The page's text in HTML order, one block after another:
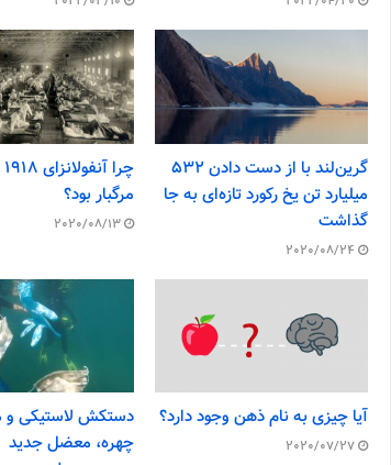
گرین‌لند با از دست دادن ۵۳۲
میلیارد تن یخ رکورد تازه‌ای به جا
گذاشت
2020/08/24
مرگبار بود؟
2020/08/13
آیا چیزی به نام ذهن وجود دارد؟
2020/07/27
دستکش لاستیکی
چهره، معضل جدید